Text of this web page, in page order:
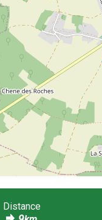
Distance